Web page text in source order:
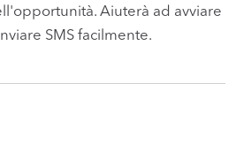
Aiuterà ad avviare
SMS facilmente.